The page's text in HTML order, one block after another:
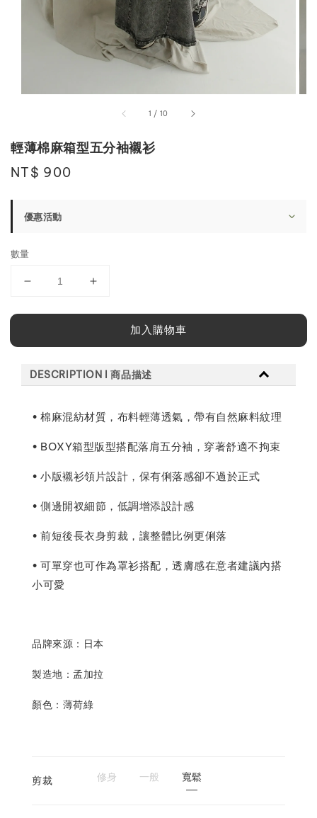
1 / 10
輕薄棉麻箱型五分袖襯衫
Regular
NT$ 900
優惠活動
數量
加入購物車
DESCRIPTION l 商品描述
• 棉麻混紡材質，布料輕薄透氣，帶有自然麻料紋理
• BOXY箱型版型搭配落肩五分袖，穿著舒適不拘束
• 小版襯衫領片設計，保有俐落感卻不過於正式
• 側邊開衩細節，低調增添設計感
• 前短後長衣身剪裁，讓整體比例更俐落
• 可單穿也可作為罩衫搭配，透膚感在意者建議內搭
小可愛
品牌來源：日本
製造地：孟加拉
顏色：薄荷綠
剪裁 修身 一般 寬鬆